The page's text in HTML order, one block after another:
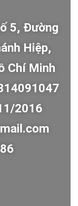
5, Đường
Hiệp,
Chí Minh
2016